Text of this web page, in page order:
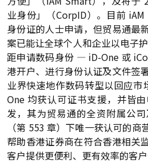
业身份」（CorpID）。目前
身份证的人士申请，但贸易通最
案已能让全球个人和企业以电子
距申请数码身份 — iD-One 或
港开户、进行身份认证及文件签
业界快速地作数码转型以回应
One 均获认可证书支援，并皆
发，其为贸易通的全资附属公
（第 553 章）下唯一获认可的
帮助香港证券商在符合香港相关
客户提供更便利、更有效率的客户